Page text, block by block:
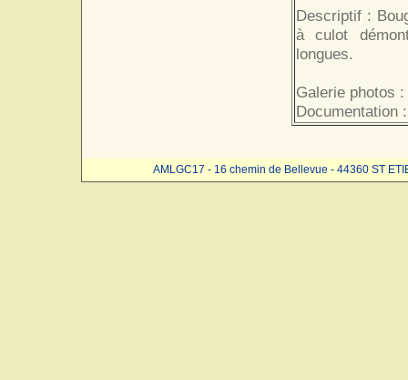
Descriptif :
à culot
longues.
Galerie photos :
Documentation
AMLGC17 - 16 chemin de Bellevue - 44360 ST